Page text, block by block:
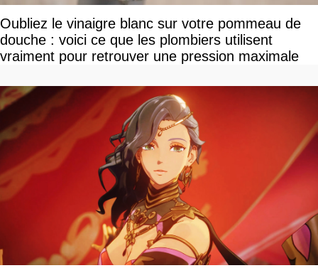
Oubliez le vinaigre blanc sur votre pommeau de
douche : voici ce que les plombiers utilisent
vraiment pour retrouver une pression maximale